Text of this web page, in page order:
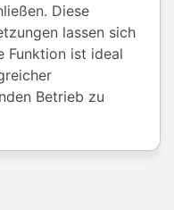
Diese
lassen sich
Funktion ist ideal
Betrieb zu